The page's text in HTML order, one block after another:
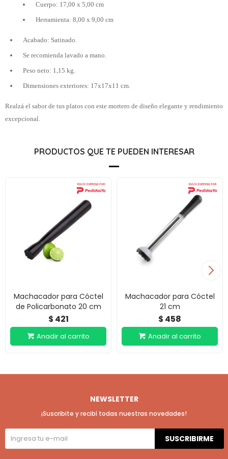
Cuerpo: 17,00 x 5,00 cm
Herramienta: 8,00 x 9,00 cm
Acabado: Satinado.
Se recomienda lavado a mano.
Peso neto: 1,15 kg.
Dimensiones exteriores: 17x17x11 cm.
Realzá el sabor de tus platos con este mortero de diseño elegante y rendimiento
excepcional.
PRODUCTOS QUE TE PUEDEN INTERESAR
Machacador para Cóctel
de Policarbonato 20 cm
$ 421
Machacador para Cóctel
21 cm
$ 458
NEWSLETTER
¡Suscribite y recibí todas nuestras novedades!
SUSCRIBIRME